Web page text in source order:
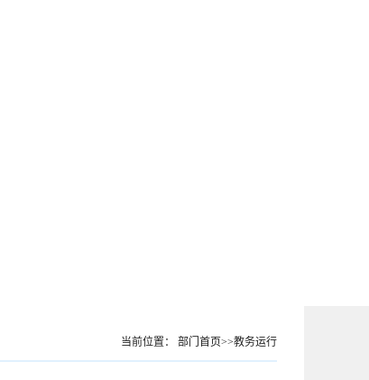
当前位置： 部门首页>>教务运行